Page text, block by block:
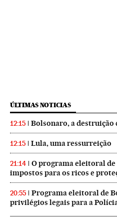
ÚLTIMAS NOTICIAS
12:15 Bolsonaro, a destruição
12:15 Lula, uma ressurreição
21:14
O programa eleitoral de
impostos para os ricos e
20:55
Programa eleitoral de
privilégios legais para a